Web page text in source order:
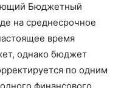
Бюджетный
на среднесрочное
время
однако бюджет
по одним